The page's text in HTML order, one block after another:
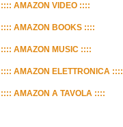
:::: AMAZON VIDEO ::::
:::: AMAZON BOOKS ::::
:::: AMAZON MUSIC ::::
:::: AMAZON ELETTRONICA ::::
:::: AMAZON A TAVOLA ::::